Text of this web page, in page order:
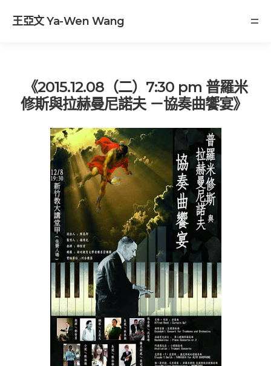
王亞文 Ya-Wen Wang
《2015.12.08（二）7:30 pm 普羅米
修斯與拉赫曼尼諾夫 －協奏曲饗宴》